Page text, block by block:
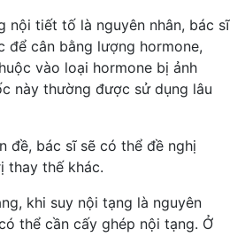
nội tiết tố là nguyên nhân, bác sĩ
để cân bằng lượng hormone,
vào loại hormone bị ảnh
này thường được sử dụng lâu
đề, bác sĩ sẽ có thể đề nghị
thay thế khác.
khi suy nội tạng là nguyên
thể cần cấy ghép nội tạng. Ở